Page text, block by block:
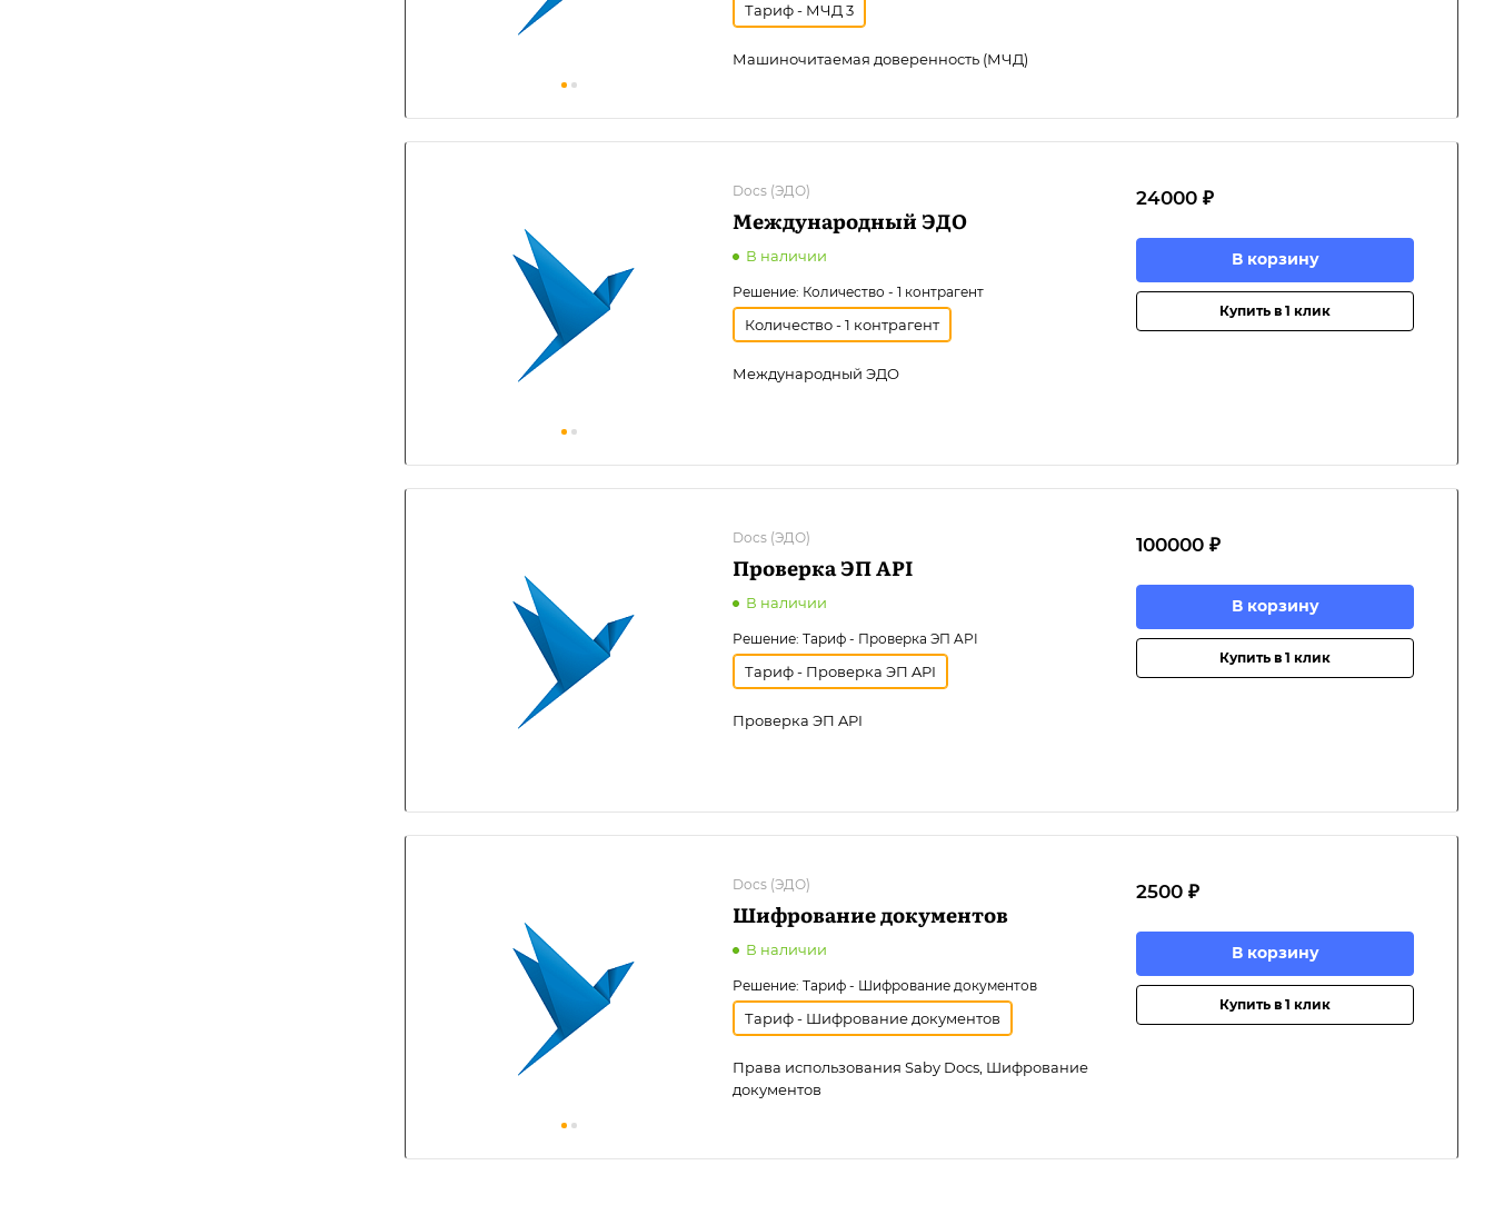
Тариф - МЧД 3
Машиночитаемая доверенность (МЧД)
Docs (ЭДО)
Международный ЭДО
В наличии
Решение: Количество - 1 контрагент
Количество - 1 контрагент
Международный ЭДО
24000 ₽
В корзину
Купить в 1 клик
Docs (ЭДО)
Проверка ЭП API
В наличии
Решение: Тариф - Проверка ЭП API
Тариф - Проверка ЭП API
Проверка ЭП API
100000 ₽
В корзину
Купить в 1 клик
Docs (ЭДО)
Шифрование документов
В наличии
Решение: Тариф - Шифрование документов
Тариф - Шифрование документов
Права использования Saby Docs, Шифрование
документов
2500 ₽
В корзину
Купить в 1 клик